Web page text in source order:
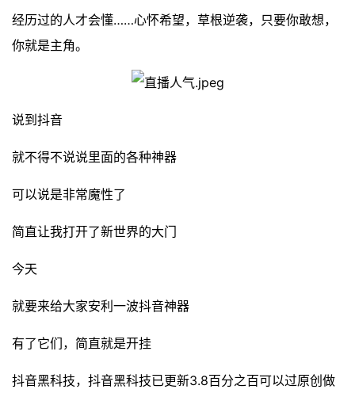
经历过的人才会懂……心怀希望，草根逆袭，只要你敢想，
你就是主角。
说到抖音
就不得不说说里面的各种神器
可以说是非常魔性了
简直让我打开了新世界的大门
今天
就要来给大家安利一波抖音神器
有了它们，简直就是开挂
抖音黑科技，抖音黑科技已更新3.8百分之百可以过原创做